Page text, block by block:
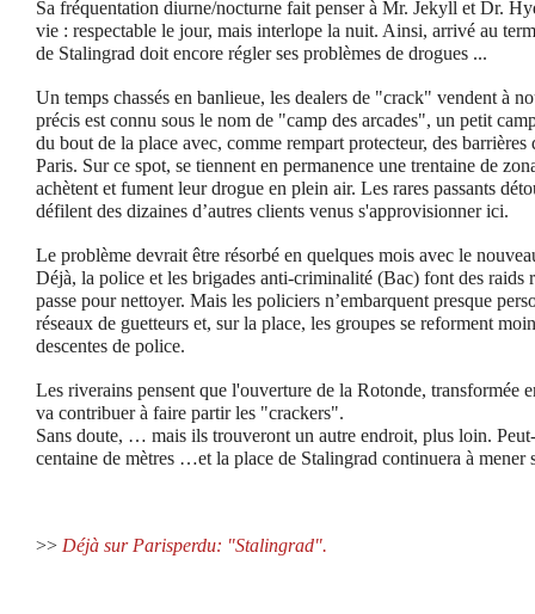
Sa fréquentation diurne/nocturne fait penser à Mr. Jekyll et Dr.
vie : respectable le jour, mais interlope la nuit. Ainsi, arrivé au
de Stalingrad doit encore régler ses problèmes de drogues ...
Un temps chassés en banlieue, les dealers de "crack" vendent à
précis est connu sous le nom de "camp des arcades", un petit
du bout de la place avec, comme rempart protecteur, des
Paris. Sur ce spot, se tiennent en permanence une trentaine de
achètent et ­fument leur drogue en plein air. Les rares passants
défilent des dizaines d’autres clients venus s'approvisionner ici.
Le problème devrait être résorbé en quelques mois avec le
Déjà, la police et les brigades anti-criminalité (Bac) font des raids
passe pour nettoyer. Mais les policiers n’embarquent presque
réseaux de guetteurs et, sur la place, les groupes se reforment
descentes de police.
Les riverains pensent que l'ouverture de la Rotonde, transformée
va contribuer à faire partir les "crackers".
Sans doute, … mais ils trouveront un autre endroit, plus loin.
centaine de mètres …et la place de Stalingrad continuera à mener
>> Déjà sur Parisperdu: "Stalingrad".